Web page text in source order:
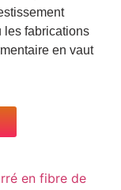
les fabrications
en vaut